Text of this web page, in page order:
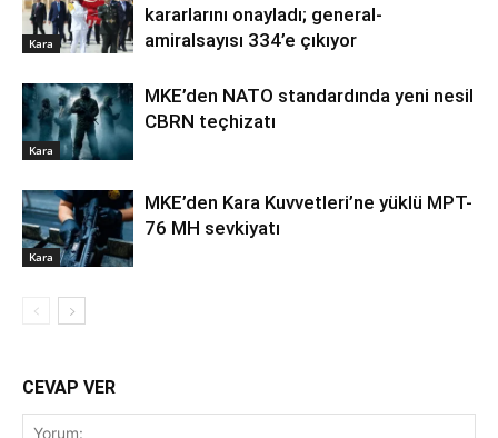
Kara
kararlarını onayladı; general-
amiralsayısı 334’e çıkıyor
Kara
MKE’den NATO standardında yeni nesil
CBRN teçhizatı
Kara
MKE’den Kara Kuvvetleri’ne yüklü MPT-
76 MH sevkiyatı
CEVAP VER